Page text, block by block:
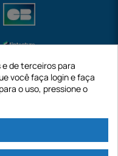
de terceiros para
você faça login e faça
o uso, pressione o